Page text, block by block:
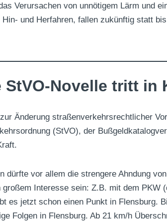
Verursachen von unnötigem Lärm und
und Herfahren, fallen zukünftig statt
Novelle tritt in
Änderung straßenverkehrsrechtlicher
(StVO), der
dürfte vor allem die strengere Ahndung von
Interesse sein: Z.B. mit dem PKW
es jetzt schon einen Punkt in Flensburg.
Folgen in Flensburg. Ab 21 km/h